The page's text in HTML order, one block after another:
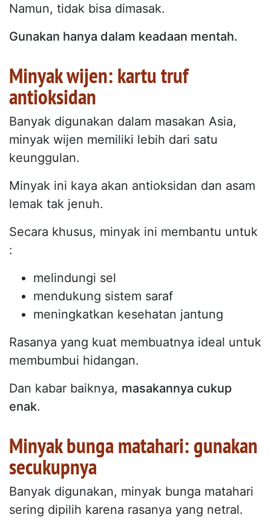
Namun, tidak bisa dimasak.
Gunakan hanya dalam keadaan mentah.
Minyak wijen: kartu truf
antioksidan
Banyak digunakan dalam masakan Asia,
minyak wijen memiliki lebih dari satu
keunggulan.
Minyak ini kaya akan antioksidan dan asam
lemak tak jenuh.
Secara khusus, minyak ini membantu untuk
:
melindungi sel
mendukung sistem saraf
meningkatkan kesehatan jantung
Rasanya yang kuat membuatnya ideal untuk
membumbui hidangan.
Dan kabar baiknya, masakannya cukup
enak.
Minyak bunga matahari: gunakan
secukupnya
Banyak digunakan, minyak bunga matahari
sering dipilih karena rasanya yang netral.